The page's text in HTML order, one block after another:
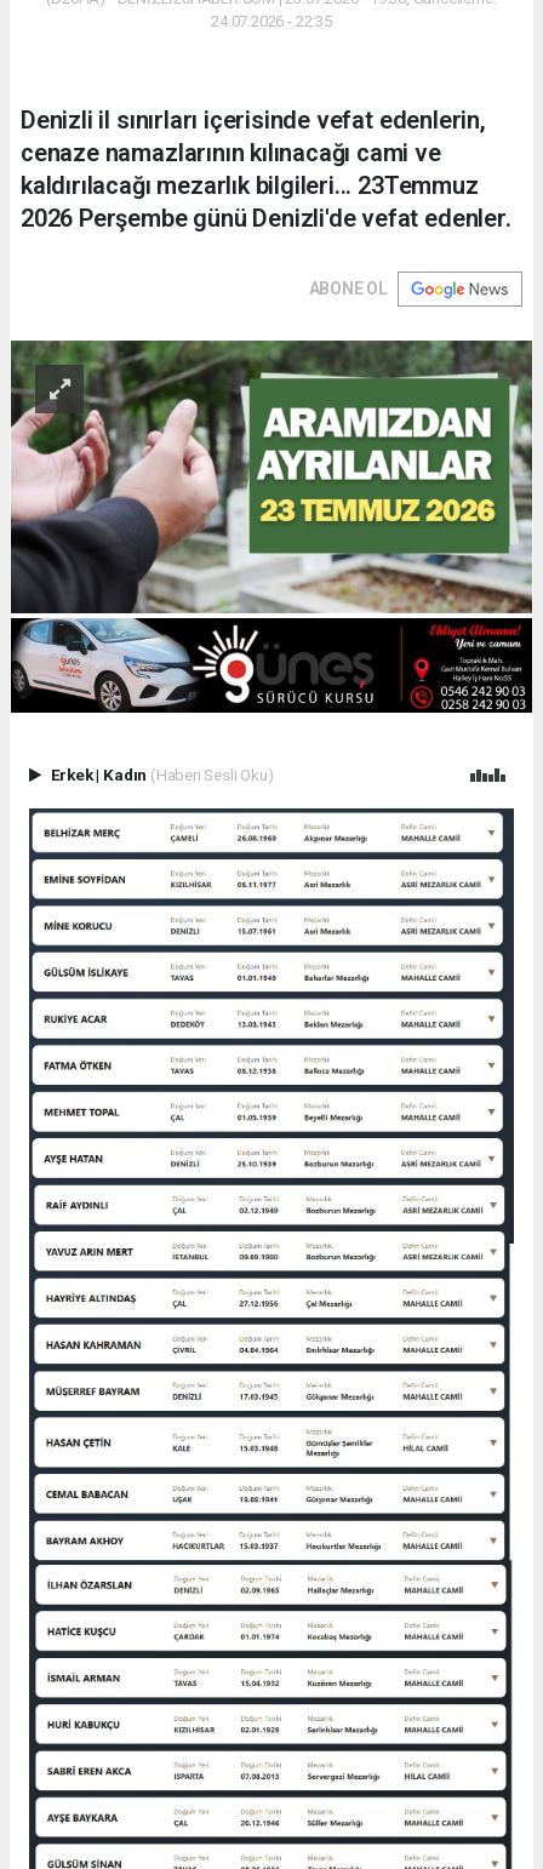
24.07.2026 - 22:35
Denizli il sınırları içerisinde vefat edenlerin,
cenaze namazlarının kılınacağı cami ve
kaldırılacağı mezarlık bilgileri... 23Temmuz
2026 Perşembe günü Denizli'de vefat edenler.
ABONE OL
Erkek| Kadın (Haberi Sesli Oku)